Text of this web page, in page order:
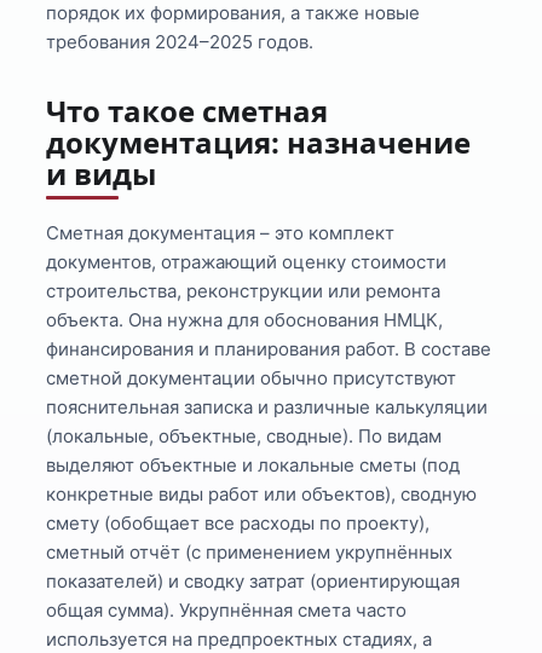
порядок их формирования, а также новые
требования 2024–2025 годов.
Что такое сметная
документация: назначение
и виды
Сметная документация – это комплект
документов, отражающий оценку стоимости
строительства, реконструкции или ремонта
объекта. Она нужна для обоснования НМЦК,
финансирования и планирования работ. В составе
сметной документации обычно присутствуют
пояснительная записка и различные калькуляции
(локальные, объектные, сводные). По видам
выделяют объектные и локальные сметы (под
конкретные виды работ или объектов), сводную
смету (обобщает все расходы по проекту),
сметный отчёт (с применением укрупнённых
показателей) и сводку затрат (ориентирующая
общая сумма). Укрупнённая смета часто
используется на предпроектных стадиях, а